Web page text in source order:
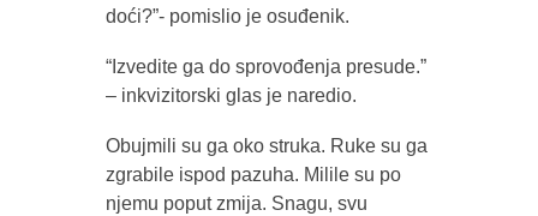
doći?”- pomislio je osuđenik.
“Izvedite ga do sprovođenja presude.”
– inkvizitorski glas je naredio.
Obujmili su ga oko struka. Ruke su ga
zgrabile ispod pazuha. Milile su po
njemu poput zmija. Snagu, svu